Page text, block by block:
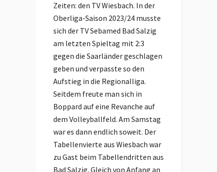
Zeiten: den TV Wiesbach. In der
Oberliga-Saison 2023/24 musste
sich der TV Sebamed Bad Salzig
am letzten Spieltag mit 2:3
gegen die Saarländer geschlagen
geben und verpasste so den
Aufstieg in die Regionalliga.
Seitdem freute man sich in
Boppard auf eine Revanche auf
dem Volleyballfeld. Am Samstag
war es dann endlich soweit. Der
Tabellenvierte aus Wiesbach war
zu Gast beim Tabellendritten aus
Bad Salzig. Gleich von Anfang an